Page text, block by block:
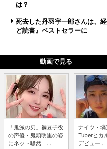
は？
死去した丹羽宇一郎さんは、
ど読書』ベストセラーに
動画で見る
「鬼滅の刃」禰豆子役
の声優・鬼頭明里の姿
にネット騒然 ...
ナイツ・塙
Tuberヒカ
デビュー...